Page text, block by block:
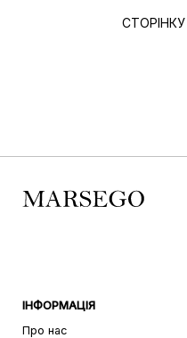
ІНФОРМАЦІЯ
Про нас